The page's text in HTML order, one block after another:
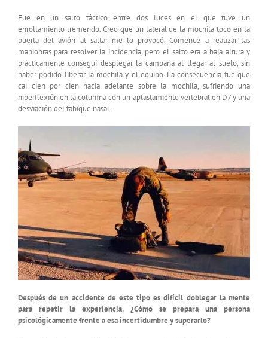
Fue en un salto táctico entre dos luces en el que tuve un
enrollamiento tremendo. Creo que un lateral de la mochila tocó en la
puerta del avión al saltar me lo provocó. Comencé a realizar las
maniobras para resolver la incidencia, pero el salto era a baja altura y
prácticamente conseguí desplegar la campana al llegar al suelo, sin
haber podido liberar la mochila y el equipo. La consecuencia fue que
caí cien por cien hacia adelante sobre la mochila, sufriendo una
hiperflexión en la columna con un aplastamiento vertebral en D7 y una
desviación del tabique nasal.
Después de un accidente de este tipo es difícil doblegar la mente
para repetir la experiencia. ¿Cómo se prepara una persona
psicológicamente frente a esa incertidumbre y superarlo?